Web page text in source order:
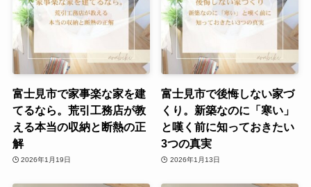
富士見市で家事楽な家を建
てるなら。荒引工務店が教
える本当の収納と断熱の正
解
2026年1月19日
富士見市で後悔しない家づ
くり。新築なのに「寒い」
と嘆く前に知っておきたい
3つの真実
2026年1月13日